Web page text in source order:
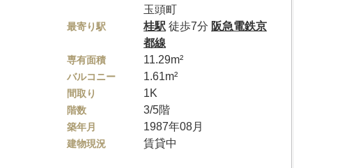
玉頭町
最寄り駅 桂駅 徒歩7分 阪急電鉄京
都線
専有面積 11.29m²
バルコニー 1.61m²
間取り 1K
階数 3/5階
築年月 1987年08月
建物現況 賃貸中